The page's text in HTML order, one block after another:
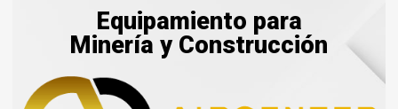
Equipamiento para
Minería y Construcción